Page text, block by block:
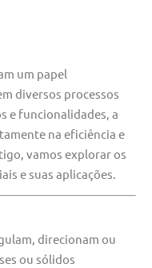
um papel
diversos processos
e funcionalidades, a
na eficiência e
vamos explorar os
e suas aplicações.
direcionam ou
ou sólidos